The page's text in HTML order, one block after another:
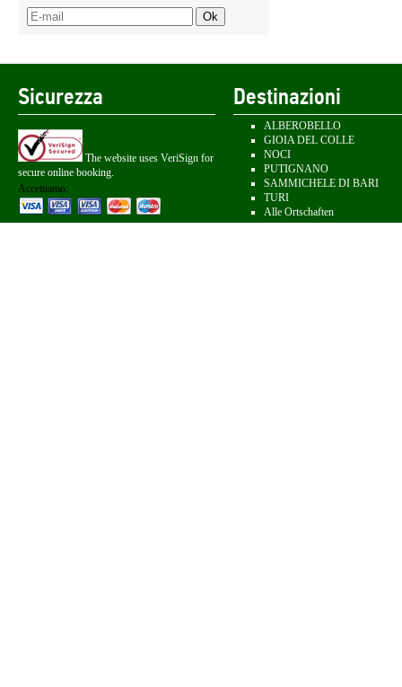
Sicurezza
The website uses VeriSign for
secure online booking.
Accettiamo:
Destinazioni
ALBEROBELLO
GIOIA DEL COLLE
NOCI
PUTIGNANO
SAMMICHELE DI BARI
TURI
Alle Ortschaften